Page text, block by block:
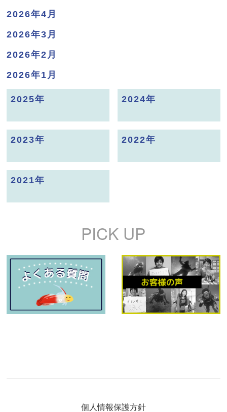
2026年4月
2026年3月
2026年2月
2026年1月
2025年 2024年
2023年 2022年
2021年
PICK UP
個人情報保護方針